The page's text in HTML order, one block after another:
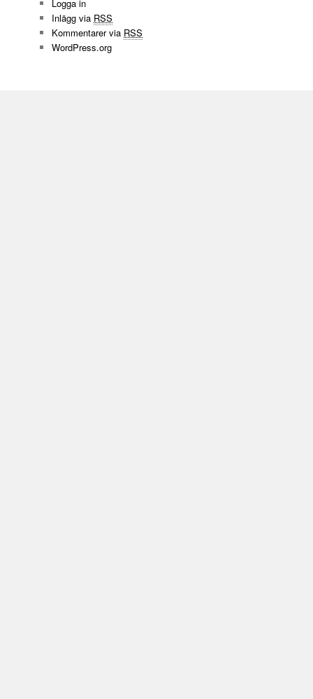
Logga in
Inlägg via RSS
Kommentarer via RSS
WordPress.org